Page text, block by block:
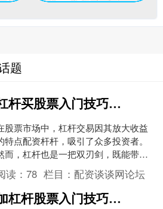
题
杠杆买股票入门技巧与风险控制指南
股票市场中，杠杆交易因其放大收益
特点配资杆杆，吸引了众多投资者。
而，杠杆也是一把双刃剑，既能带来
厚回报，也可能导致巨额亏损。本文
为您详细解析杠杆买股票....
读：78 栏目：配资谈谈网论坛
加杠杆股票入门技巧与风险控制指南